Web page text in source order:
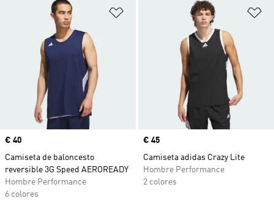
Añadir a la lista de deseos
Precio
€ 40
Camiseta de baloncesto
reversible 3G Speed AEROREADY
Hombre Performance
6 colores
Precio
€ 45
Camiseta adidas Crazy Lite
Hombre Performance
2 colores